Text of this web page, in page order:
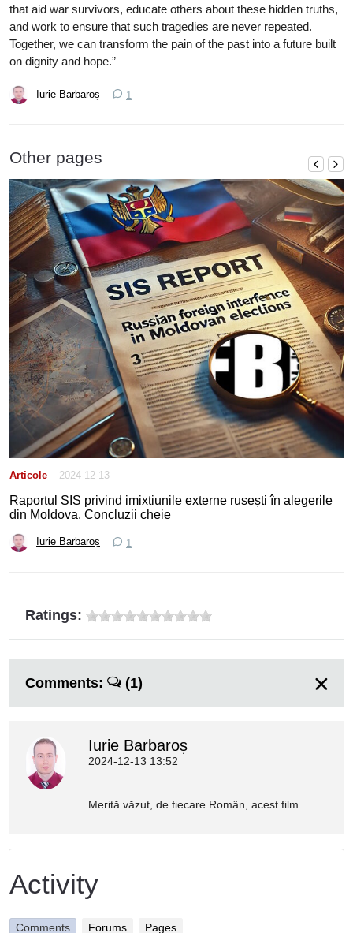
that aid war survivors, educate others about these hidden truths,
and work to ensure that such tragedies are never repeated.
Together, we can transform the pain of the past into a future built
on dignity and hope.”
Call to Action:
honor the memories of those who have suffered by standing
against injustice and advocating for peace. Support organizations
that aid war survivors, educate others about these hidden truths,
and work to ensure that such tragedies are never repeated.
Together, we can transform the pain of the past into a future built
on dignity and hope.”
Iurie Barbaroș 1
Other pages
Articole 2024-12-13
Raportul SIS privind imixtiunile externe rusești în alegerile
din Moldova. Concluzii cheie
Iurie Barbaroș 1
Ratings:
Comments: (1)
Iurie Barbaroș
2024-12-13 13:52
Merită văzut, de fiecare Român, acest film.
Activity
Comments Forums Pages